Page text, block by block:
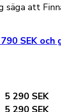
säga att
SEK
5 290 SEK
5 290 SEK